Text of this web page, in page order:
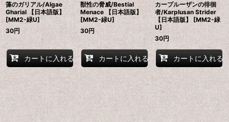
藻のガリアル/Algae
Gharial 【日本語版】
[MM2-緑U]
30円
カートに入れる
獣性の脅威/Bestial
Menace 【日本語版】
[MM2-緑U]
30円
カートに入れる
カープルーザンの徘徊
者/Karplusan Strider
【日本語版】 [MM2-緑
U]
30円
カートに入れる